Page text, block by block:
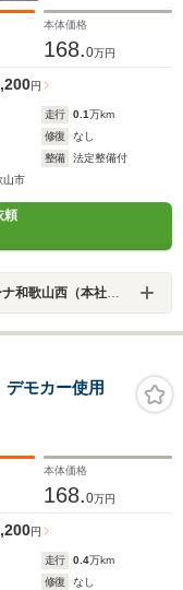
本体価格
168.0万円
円
走行 0.1万km
修復
なし
整備
法定整備付
山市
頼
（本社ショールーム）
モカー使用
本体価格
168.0万円
円
走行 0.4万km
修復
なし